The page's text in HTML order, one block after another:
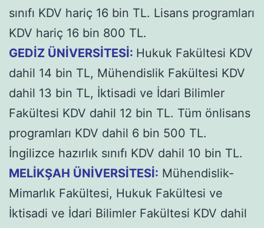
sınıfı KDV hariç 16 bin TL. Lisans programları
KDV hariç 16 bin 800 TL.
GEDİZ ÜNİVERSİTESİ: Hukuk Fakültesi KDV
dahil 14 bin TL, Mühendislik Fakültesi KDV
dahil 13 bin TL, İktisadi ve İdari Bilimler
Fakültesi KDV dahil 12 bin TL. Tüm önlisans
programları KDV dahil 6 bin 500 TL.
İngilizce hazırlık sınıfı KDV dahil 10 bin TL.
MELİKŞAH ÜNİVERSİTESİ: Mühendislik-
Mimarlık Fakültesi, Hukuk Fakültesi ve
İktisadi ve İdari Bilimler Fakültesi KDV dahil